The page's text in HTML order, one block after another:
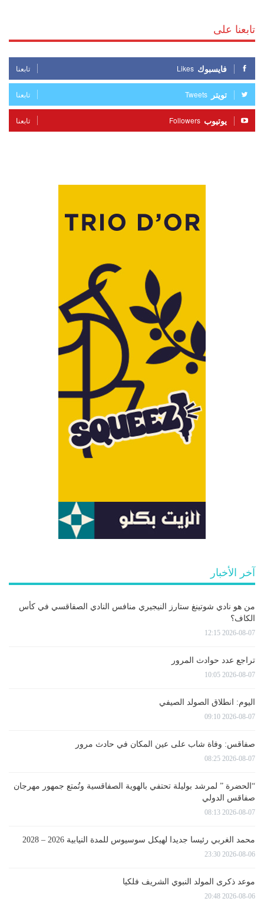
تابعنا على
فايسبوك Likes تابعنا
تويتر Tweets تابعنا
يوتيوب Followers تابعنا
آخر الأخبار
من هو نادي شوتينغ ستارز النيجيري منافس النادي الصفاقسي في كأس
الكاف؟
2026-08-07 12:15
تراجع عدد حوادث المرور
2026-08-07 10:05
اليوم: انطلاق الصولد الصيفي
2026-08-07 09:10
صفاقس: وفاة شاب على عين المكان في حادث مرور
2026-08-07 08:25
“الحضرة ” لمرشد بوليلة تحتفي بالهوية الصفاقسية وتُمتع جمهور مهرجان
صفاقس الدولي
2026-08-07 08:13
محمد الغربي رئيسا جديدا لهيكل سوسيوس للمدة النيابية 2026 – 2028
2026-08-06 23:30
موعد ذكرى المولد النبوي الشريف فلكيا
2026-08-06 20:48